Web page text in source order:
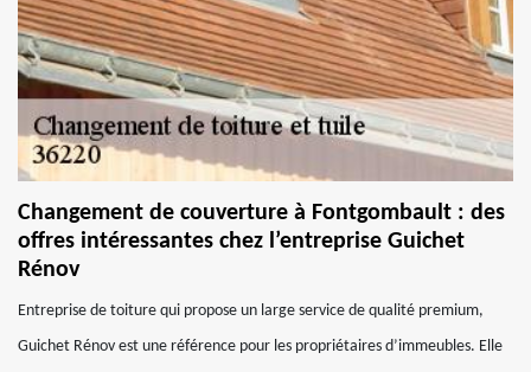
Changement de couverture à Fontgombault : des
offres intéressantes chez l’entreprise Guichet
Rénov
Entreprise de toiture qui propose un large service de qualité premium,
Guichet Rénov est une référence pour les propriétaires d’immeubles. Elle